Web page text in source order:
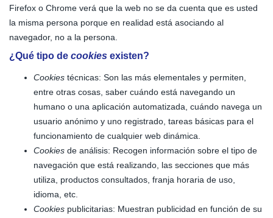
Firefox o Chrome verá que la web no se da cuenta que es usted
la misma persona porque en realidad está asociando al
navegador, no a la persona.
¿Qué tipo de cookies existen?
Cookies técnicas: Son las más elementales y permiten,
entre otras cosas, saber cuándo está navegando un
humano o una aplicación automatizada, cuándo navega un
usuario anónimo y uno registrado, tareas básicas para el
funcionamiento de cualquier web dinámica.
Cookies de análisis: Recogen información sobre el tipo de
navegación que está realizando, las secciones que más
utiliza, productos consultados, franja horaria de uso,
idioma, etc.
Cookies publicitarias: Muestran publicidad en función de su